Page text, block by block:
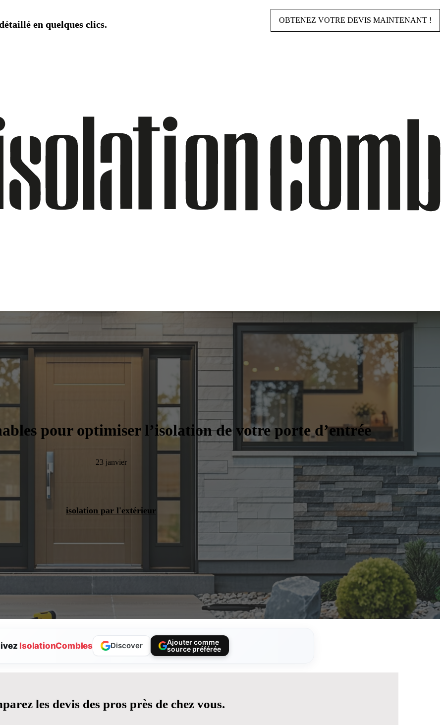
en quelques clics. OBTENEZ VOTRE DEVIS MAINTENANT !
pour optimiser l’isolation de votre porte d’entrée
23 janvier
isolation par l'extérieur
IsolationCombles Discover
Ajouter comme
source préférée
les devis des pros près de chez vous.